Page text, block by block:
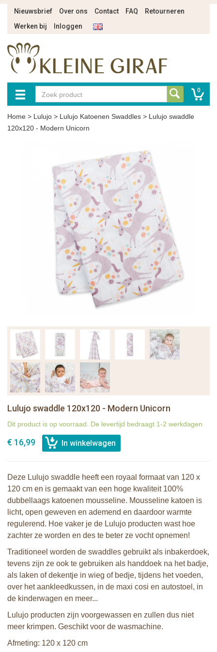
Nieuwsbrief Over ons Contact FAQ
Retourneren
Werken bij
Inloggen
0
Home > Lulujo > Lulujo Katoenen Swaddles > Lulujo swaddle
120x120 - Modern Unicorn
Lulujo swaddle 120x120 - Modern Unicorn
Dit product is op voorraad. De levertijd bedraagt 1-2 werkdagen
€ 16,99
Deze Lulujo swaddle heeft een royaal formaat van 120 x
120 cm en is gemaakt van een hoge kwaliteit 100%
dubbellaags katoenen mousseline. Mousseline katoen is
licht, open geweven en ademend en daardoor warmte
regulerend. Hoe vaker je de Lulujo producten wast hoe
zachter ze worden en des te beter ze vocht opnemen!
Traditioneel worden de swaddles gebruikt als inbakerdoek,
tevens zijn ze ook te gebruiken als handdoek na het badje,
als laken of dekentje in wieg of bedje, tijdens het voeden,
over het aankleedkussen, in de maxi cosi en autostoel, in
de kinderwagen en meer...
Lulujo producten zijn voorgewassen en zullen dus niet
meer krimpen. Geschikt voor de wasmachine.
Afmeting: 120 x 120 cm